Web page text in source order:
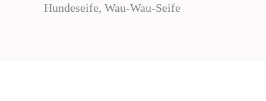
Hundeseife, Wau-Wau-Seife